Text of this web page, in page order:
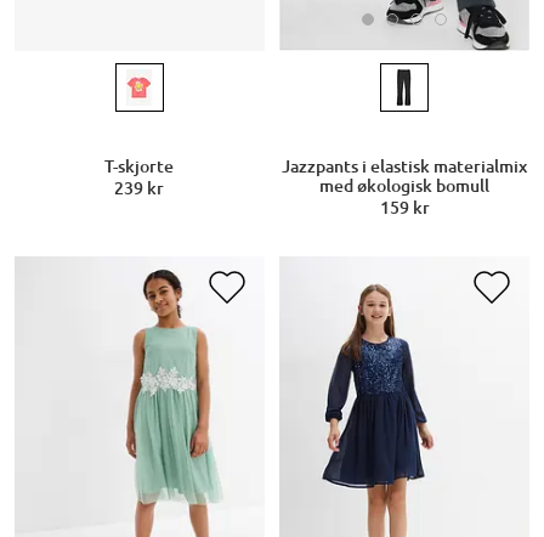
T-skjorte
239 kr
Jazzpants i elastisk materialmix
med økologisk bomull
159 kr